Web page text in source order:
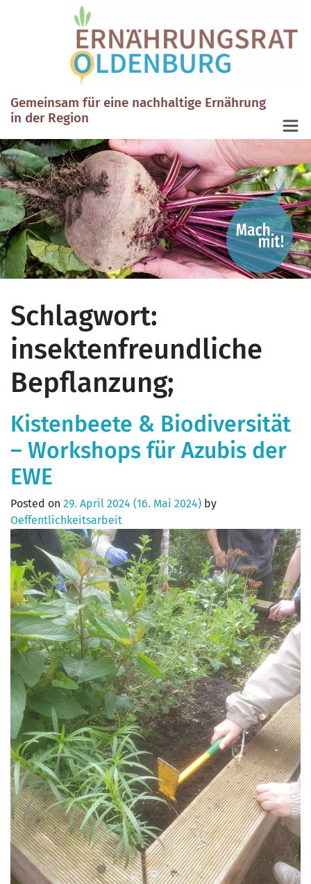
Gemeinsam für eine nachhaltige Ernährung
in der Region
Schlagwort:
insektenfreundliche
Bepflanzung;
Kistenbeete & Biodiversität
– Workshops für Azubis der
EWE
Posted on 29. April 2024 (16. Mai 2024) by
Oeffentlichkeitsarbeit